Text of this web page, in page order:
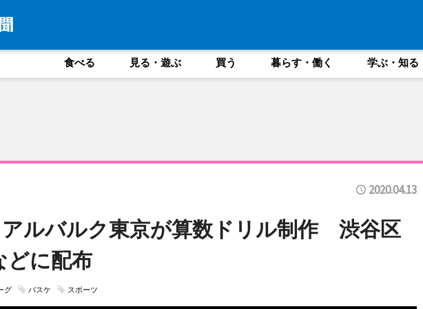
食べる 見る・遊ぶ 買う 暮らす・働く 学ぶ・知る
2020.04.13
ルバルク東京が算数ドリル制作 渋谷区
どに配布
グ バスケ スポーツ